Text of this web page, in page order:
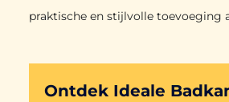
praktische en stijlvolle toevoeging
Ontdek Ideale